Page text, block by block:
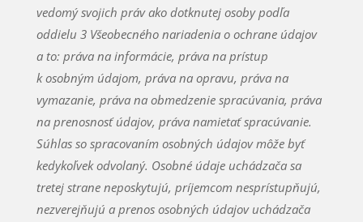
vedomý svojich práv ako dotknutej osoby podľa
oddielu 3 Všeobecného nariadenia o ochrane údajov
a to: práva na informácie, práva na prístup
k osobným údajom, práva na opravu, práva na
vymazanie, práva na obmedzenie spracúvania, práva
na prenosnosť údajov, práva namietať spracúvanie.
Súhlas so spracovaním osobných údajov môže byť
kedykoľvek odvolaný. Osobné údaje uchádzača sa
tretej strane neposkytujú, príjemcom nesprístupňujú,
nezverejňujú a prenos osobných údajov uchádzača